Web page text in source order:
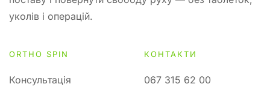
уколів і операцій.
ORTHO SPIN
Консультація
КОНТАКТИ
067 315 62 00